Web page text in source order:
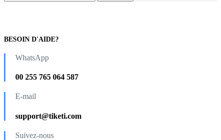
BESOIN D'AIDE?
WhatsApp
00 255 765 064 587
E-mail
support@tiketi.com
Suivez-nous